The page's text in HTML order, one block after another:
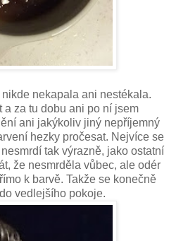
nekapala ani nestékala.
a za tu dobu ani po ní jsem
ani jakýkoliv jiný nepříjemný
hezky pročesat. Nejvíce se
tak výrazně, jako ostatní
že nesmrděla vůbec, ale odér
k barvě. Takže se konečně
vedlejšího pokoje.